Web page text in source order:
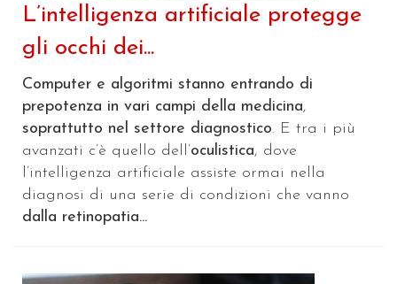
L’intelligenza artificiale protegge
gli occhi dei...
Computer e algoritmi stanno entrando di
prepotenza in vari campi della medicina,
soprattutto nel settore diagnostico. E tra i più
avanzati c’è quello dell’oculistica, dove
l’intelligenza artificiale assiste ormai nella
diagnosi di una serie di condizioni che vanno
dalla retinopatia...